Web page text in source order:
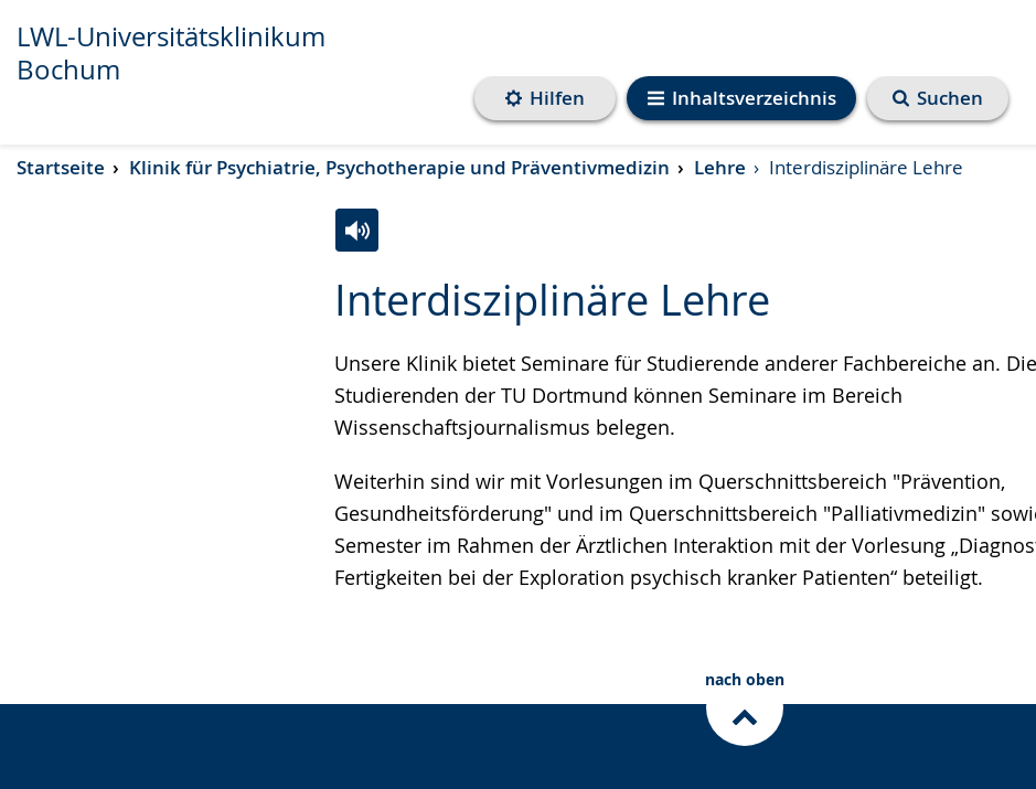
Transkript anzeigen
Abspielen
Pausieren
LWL-Universitätsklinikum
Bochum
Inhaltsverzeichnis
Hilfen Suchen
Startseite Klinik für Psychiatrie, Psychotherapie und Präventivmedizin Lehre Interdisziplinäre Lehre
Interdisziplinäre Lehre
Unsere Klinik bietet Seminare für Studierende anderer Fachbereiche an. Die
Studierenden der TU Dortmund können Seminare im Bereich
Wissenschaftsjournalismus belegen.
Weiterhin sind wir mit Vorlesungen im Querschnittsbereich "Prävention,
Gesundheitsförderung" und im Querschnittsbereich "Palliativmedizin"
Semester im Rahmen der Ärztlichen Interaktion mit der Vorlesung
Fertigkeiten bei der Exploration psychisch kranker Patienten“ beteiligt.
Leichten
wechseln.
Audio-
Video
Deutscher
Gebärdensprache
wird
nach oben